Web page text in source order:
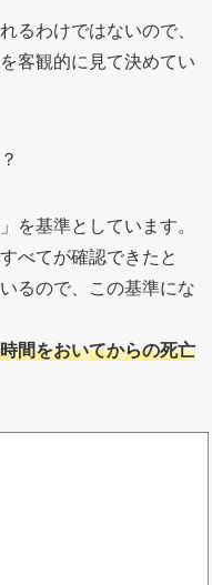
るわけではないので、
客観的に見て決めてい
を基準としています。
べてが確認できたと
るので、この基準にな
間をおいてからの死亡